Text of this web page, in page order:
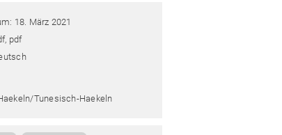
18. März 2021
pdf
tunesisch-Haekeln